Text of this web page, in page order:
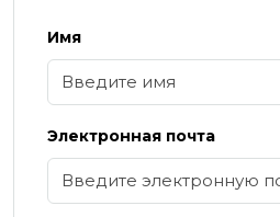
Имя
Электронная почта